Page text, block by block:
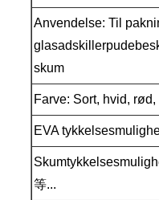
Anvendelse: Til
skum
Farve: Sort, hvid,
EVA
等...